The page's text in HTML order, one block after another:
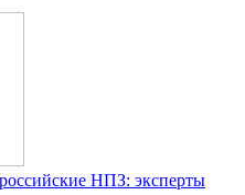
НПЗ: эксперты